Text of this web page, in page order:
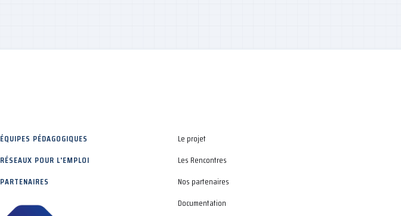
ÉQUIPES PÉDAGOGIQUES
RÉSEAUX POUR L'EMPLOI
PARTENAIRES
Le projet
Les Rencontres
Nos partenaires
Documentation